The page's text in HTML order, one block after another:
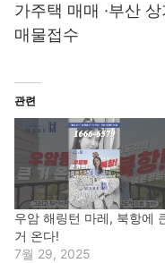
가주택 매매 ·부산
매물접수
관련
우암 해링턴 마레, 북항에
거 온다!
7월 29, 2025